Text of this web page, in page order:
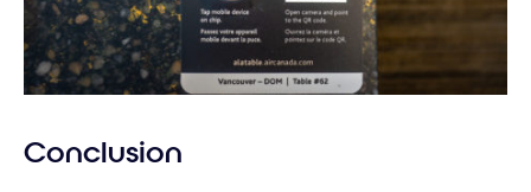
Conclusion